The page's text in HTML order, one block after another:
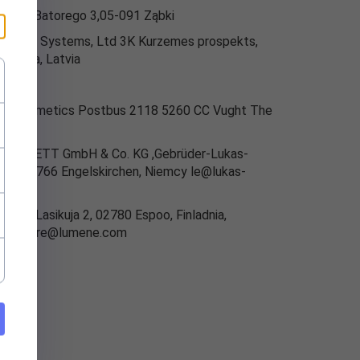
ul.Batorego 3,05-091 Ząbki
Nail Systems, Ltd 3K Kurzemes prospekts,
Riga, Latvia
Cosmetics Postbus 2118 5260 CC Vught The
ERZETT GmbH & Co. KG ,Gebrüder-Lukas-
1, 51766 Engelskirchen, Niemcy le@lukas-
Oy, Lasikuja 2, 02780 Espoo, Finladnia,